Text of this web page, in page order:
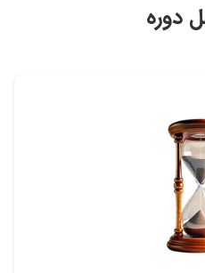
دوره